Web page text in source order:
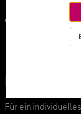
4.Best
Individuelles
Für ein